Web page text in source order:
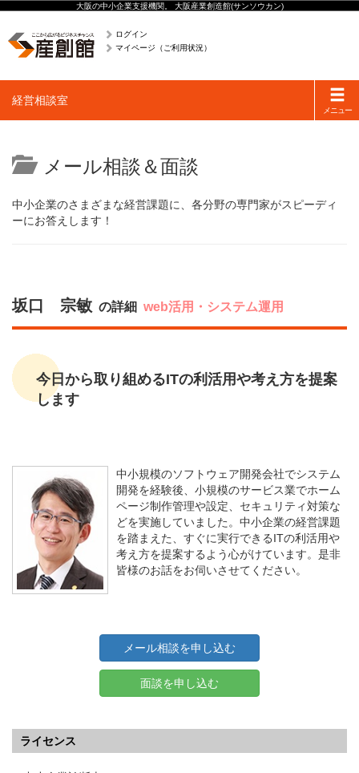
大阪の中小企業支援機関。 大阪産業創造館(サンソウカン)
ログイン
マイページ（ご利用状況）
Toggle
メニュー
経営相談室
メール相談＆面談
中小企業のさまざまな経営課題に、各分野の専門家がスピーディ
ーにお答えします！
坂口 宗敏 の詳細 web活用・システム運用
今日から取り組めるITの利活用や考え方を提案
します
中小規模のソフトウェア開発会社でシステム
開発を経験後、小規模のサービス業でホーム
ページ制作管理や設定、セキュリティ対策な
どを実施していました。中小企業の経営課題
を踏まえた、すぐに実行できるITの利活用や
考え方を提案するよう心がけています。是非
皆様のお話をお伺いさせてください。
メール相談を申し込む
面談を申し込む
ライセンス